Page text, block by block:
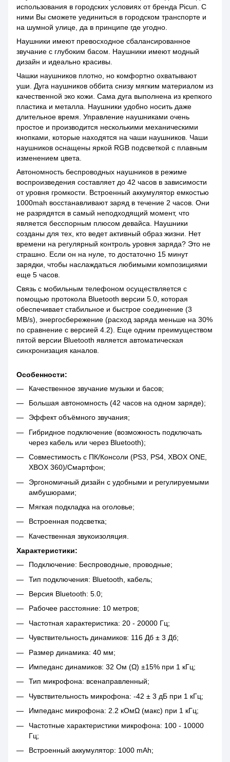
использования в городских условиях от бренда Picun. С
ними Вы сможете уединиться в городском транспорте и
на шумной улице, да в принципе где угодно.
Наушники имеют превосходное сбалансированное
звучание с глубоким басом. Наушники имеют модный
дизайн и идеально красивы.
Чашки наушников плотно, но комфортно охватывают
уши. Дуга наушников оббита снизу мягким материалом из
качественной эко кожи. Сама дуга выполнена из крепкого
пластика и металла. Наушники удобно носить даже
длительное время. Управление наушниками очень
простое и производится несколькими механическими
кнопками, которые находятся на чаши наушников. Чаши
наушников оснащены яркой RGB подсветкой с плавным
изменением цвета.
Автономность беспроводных наушников в режиме
воспроизведения составляет до 42 часов в зависимости
от уровня громкости. Встроенный аккумулятор емкостью
1000mah восстанавливают заряд в течение 2 часов. Они
не разрядятся в самый неподходящий момент, что
является бесспорным плюсом девайса. Наушники
созданы для тех, кто ведет активный образ жизни. Нет
времени на регулярный контроль уровня заряда? Это не
страшно. Если он на нуле, то достаточно 15 минут
зарядки, чтобы наслаждаться любимыми композициями
еще 5 часов.
Связь с мобильным телефоном осуществляется с
помощью протокола Bluetooth версии 5.0, которая
обеспечивает стабильное и быстрое соединение (3
MB/s), энергосбережение (расход заряда меньше на 30%
по сравнение с версией 4.2). Еще одним преимуществом
пятой версии Bluetooth является автоматическая
синхронизация каналов.
Особенности:
Качественное звучание музыки и басов;
Большая автономность (42 часов на одном заряде);
Эффект объёмного звучания;
Гибридное подключение (возможность подключать
через кабель или через Bluetooth);
Совместимость с ПК/Консоли (PS3, PS4, XBOX ONE,
XBOX 360)/Смартфон;
Эргономичный дизайн с удобными и регулируемыми
амбушюрами;
Мягкая подкладка на оголовье;
Встроенная подсветка;
Качественная звукоизоляция.
Характеристики:
Подключение: Беспроводные, проводные;
Тип подключения: Bluetooth, кабель;
Версия Bluetooth: 5.0;
Рабочее расстояние: 10 метров;
Частотная характеристика: 20 - 20000 Гц;
Чувствительность динамиков: 116 Дб ± 3 Дб;
Размер динамика: 40 мм;
Импеданс динамиков: 32 Ом (Ω) ±15% при 1 кГц;
Тип микрофона: всенаправленный;
Чувствительность микрофона: -42 ± 3 дБ при 1 кГц;
Импеданс микрофона: 2.2 кОмΩ (макс) при 1 кГц;
Частотные характеристики микрофона: 100 - 10000
Гц;
Встроенный аккумулятор: 1000 mAh;